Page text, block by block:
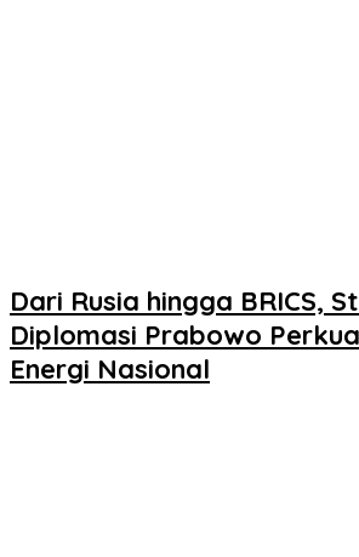
Dari Rusia hingga BRICS,
Diplomasi Prabowo
Energi Nasional